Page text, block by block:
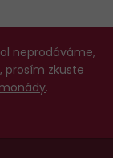
neprodáváme,
prosím zkuste
.